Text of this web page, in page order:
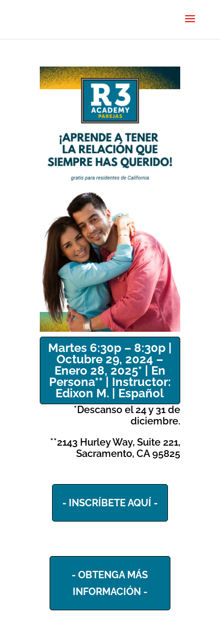
Martes 6:30p – 8:30p |
Octubre 29, 2024 –
Enero 28, 2025* | En
Persona** | Instructor:
Edixon M. | Español
*Descanso el 24 y 31 de
diciembre.
**2143 Hurley Way, Suite 221,
Sacramento, CA 95825
- INSCRÍBETE AQUÍ -
- OBTENGA MÁS
INFORMACIÓN -